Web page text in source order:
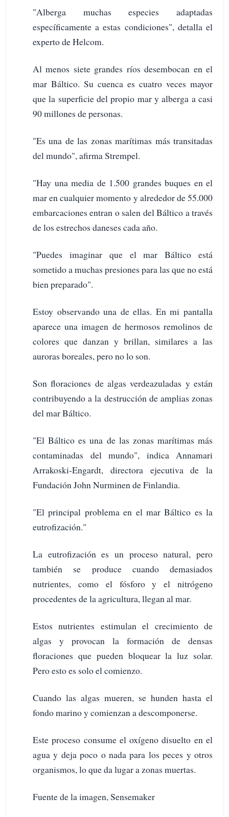
"Alberga muchas especies adaptadas
específicamente a estas condiciones", detalla el
experto de Helcom.
Al menos siete grandes ríos desembocan en el
mar Báltico. Su cuenca es cuatro veces mayor
que la superficie del propio mar y alberga a casi
90 millones de personas.
"Es una de las zonas marítimas más transitadas
del mundo", afirma Strempel.
"Hay una media de 1.500 grandes buques en el
mar en cualquier momento y alrededor de 55.000
embarcaciones entran o salen del Báltico a través
de los estrechos daneses cada año.
"Puedes imaginar que el mar Báltico está
sometido a muchas presiones para las que no está
bien preparado".
Estoy observando una de ellas. En mi pantalla
aparece una imagen de hermosos remolinos de
colores que danzan y brillan, similares a las
auroras boreales, pero no lo son.
Son floraciones de algas verdeazuladas y están
contribuyendo a la destrucción de amplias zonas
del mar Báltico.
"El Báltico es una de las zonas marítimas más
contaminadas del mundo", indica Annamari
Arrakoski-Engardt, directora ejecutiva de la
Fundación John Nurminen de Finlandia.
"El principal problema en el mar Báltico es la
eutrofización."
La eutrofización es un proceso natural, pero
también se produce cuando demasiados
nutrientes, como el fósforo y el nitrógeno
procedentes de la agricultura, llegan al mar.
Estos nutrientes estimulan el crecimiento de
algas y provocan la formación de densas
floraciones que pueden bloquear la luz solar.
Pero esto es solo el comienzo.
Cuando las algas mueren, se hunden hasta el
fondo marino y comienzan a descomponerse.
Este proceso consume el oxígeno disuelto en el
agua y deja poco o nada para los peces y otros
organismos, lo que da lugar a zonas muertas.
Fuente de la imagen, Sensemaker